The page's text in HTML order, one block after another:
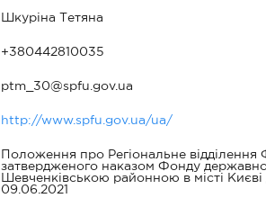
Шкуріна Тетяна
+380442810035
ptm_30@spfu.gov.ua
http://www.spfu.gov.ua/ua/
Положення про Регіональне
затвердженого наказом Фонду
Шевченківською районною в місті
09.06.2021